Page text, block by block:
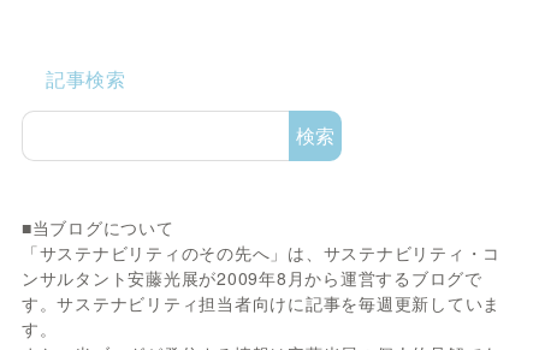
記事検索
検索
■当ブログについて
「サステナビリティのその先へ」は、サステナビリティ・コ
ンサルタント安藤光展が2009年8月から運営するブログで
す。サステナビリティ担当者向けに記事を毎週更新していま
す。